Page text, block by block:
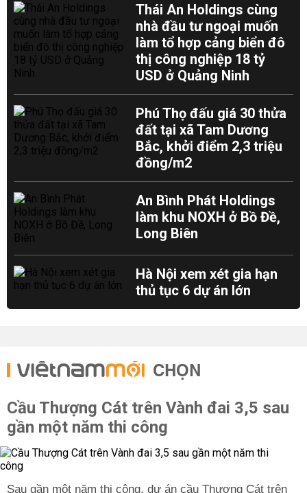
Thái An Holdings cùng
nhà đầu tư ngoại muốn
làm tổ hợp cảng biển đô
thị công nghiệp 18 tỷ
USD ở Quảng Ninh
Phú Thọ đấu giá 30 thửa
đất tại xã Tam Dương
Bắc, khởi điểm 2,3 triệu
đồng/m2
An Bình Phát Holdings
làm khu NOXH ở Bồ Đề,
Long Biên
Hà Nội xem xét gia hạn
thủ tục 6 dự án lớn
CHỌN
Cầu Thượng Cát trên Vành đai 3,5 sau
gần một năm thi công
Sau gần một năm thi công, dự án cầu Thượng Cát trên